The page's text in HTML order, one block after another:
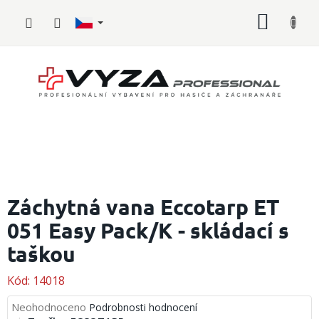
Požární
sport
vybavení
Oblečení,
Záchytná vana Eccotarp ET
051 Easy Pack/K - skládací s
taškou
Kód: 14018
Průměrné
Neohodnoceno Podrobnosti hodnocení